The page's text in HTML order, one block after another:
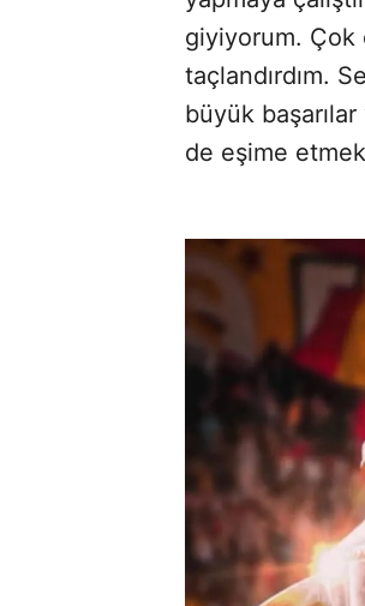
giyiyorum. Çok
taçlandırdım.
büyük
de eşime